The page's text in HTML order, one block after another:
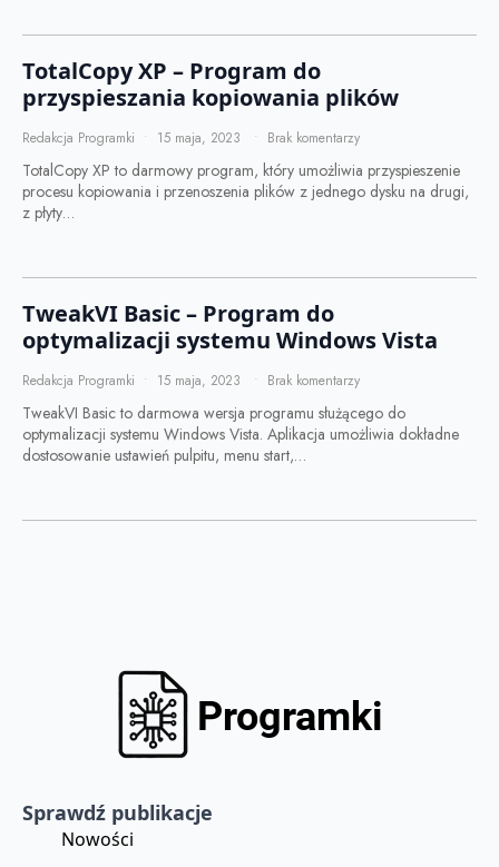
TotalCopy XP – Program do
przyspieszania kopiowania plików
Redakcja Programki 15 maja, 2023 Brak komentarzy
TotalCopy XP to darmowy program, który umożliwia przyspieszenie
procesu kopiowania i przenoszenia plików z jednego dysku na drugi,
z płyty…
TweakVI Basic – Program do
optymalizacji systemu Windows Vista
Redakcja Programki 15 maja, 2023 Brak komentarzy
TweakVI Basic to darmowa wersja programu służącego do
optymalizacji systemu Windows Vista. Aplikacja umożliwia dokładne
dostosowanie ustawień pulpitu, menu start,…
Sprawdź publikacje
Nowości